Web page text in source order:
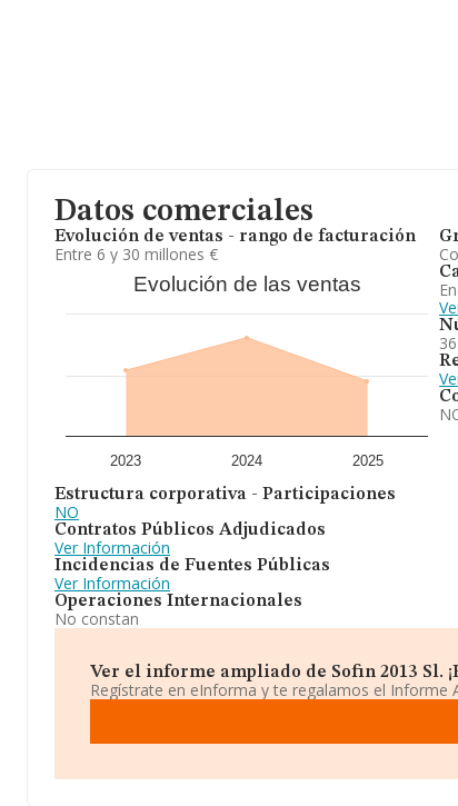
Datos comerciales
Evolución de ventas - rango de facturación
Entre 6 y 30 millones €
Evolución de las ventas
2023 2024 2025
Estructura corporativa - Participaciones
NO
Contratos Públicos Adjudicados
Ver Información
Incidencias de Fuentes Públicas
Ver Información
Operaciones Internacionales
No constan
Ver el informe ampliado de Sofin 2013 Sl.
Regístrate en eInforma y te regalamos el Informe